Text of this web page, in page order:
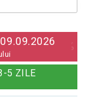
896,30 Lei
1 019,00 Lei
09.09.2026
5 ZILE